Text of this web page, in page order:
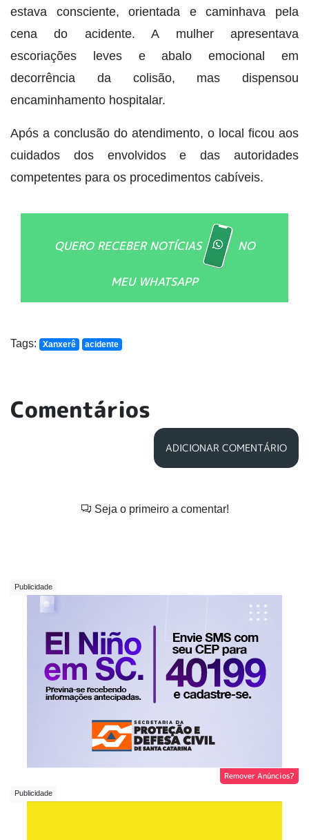
estava consciente, orientada e caminhava pela
cena do acidente. A mulher apresentava
escoriações leves e abalo emocional em
decorrência da colisão, mas dispensou
encaminhamento hospitalar.
Após a conclusão do atendimento, o local ficou aos
cuidados dos envolvidos e das autoridades
competentes para os procedimentos cabíveis.
QUERO RECEBER NOTÍCIAS NO
MEU WHATSAPP
Tags: Xanxerê acidente
Comentários
ADICIONAR COMENTÁRIO
Seja o primeiro a comentar!
Remover Anúncios?